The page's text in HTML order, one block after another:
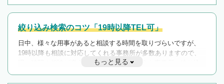
絞り込み検索のコツ「19時以降TEL可」
日中、様々な用事があると相談する時間を取りづらいですが、
19時以降も相談に対応してくれる事務所が多数ありますので、
遅い時間の相談が増えそうな場合はそのような事務所に絞り込
んで検索してみましょう。
もっと見る